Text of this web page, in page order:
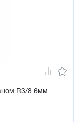
R3/8 6мм